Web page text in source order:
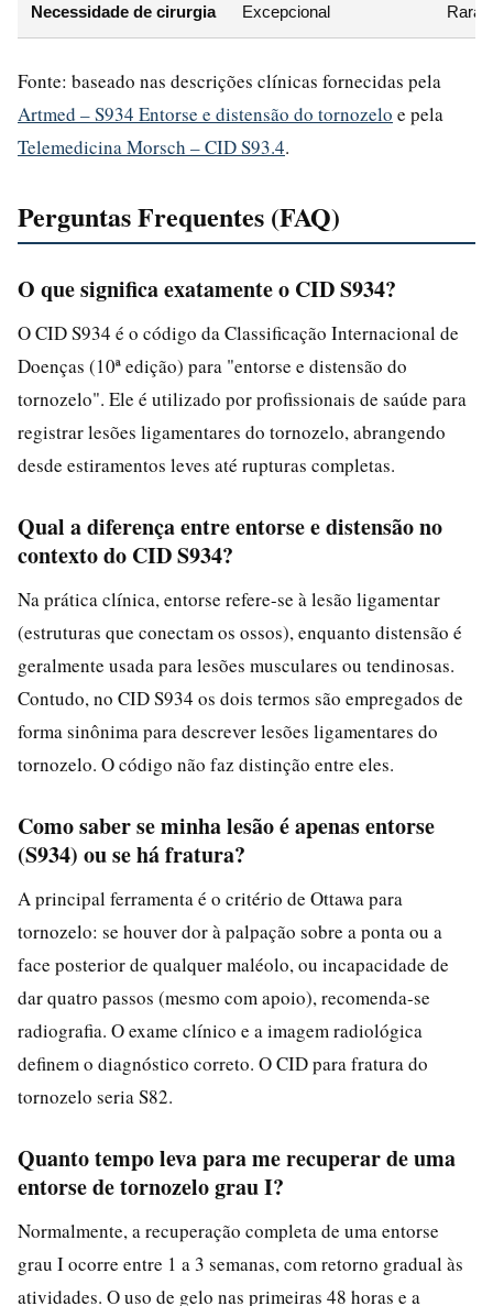
Necessidade de cirurgia Excepcional Rara
Fonte: baseado nas descrições clínicas fornecidas pela
Artmed – S934 Entorse e distensão do tornozelo e pela
Telemedicina Morsch – CID S93.4.
Perguntas Frequentes (FAQ)
O que significa exatamente o CID S934?
O CID S934 é o código da Classificação Internacional de
Doenças (10ª edição) para "entorse e distensão do
tornozelo". Ele é utilizado por profissionais de saúde para
registrar lesões ligamentares do tornozelo, abrangendo
desde estiramentos leves até rupturas completas.
Qual a diferença entre entorse e distensão no
contexto do CID S934?
Na prática clínica, entorse refere-se à lesão ligamentar
(estruturas que conectam os ossos), enquanto distensão é
geralmente usada para lesões musculares ou tendinosas.
Contudo, no CID S934 os dois termos são empregados de
forma sinônima para descrever lesões ligamentares do
tornozelo. O código não faz distinção entre eles.
Como saber se minha lesão é apenas entorse
(S934) ou se há fratura?
A principal ferramenta é o critério de Ottawa para
tornozelo: se houver dor à palpação sobre a ponta ou a
face posterior de qualquer maléolo, ou incapacidade de
dar quatro passos (mesmo com apoio), recomenda-se
radiografia. O exame clínico e a imagem radiológica
definem o diagnóstico correto. O CID para fratura do
tornozelo seria S82.
Quanto tempo leva para me recuperar de uma
entorse de tornozelo grau I?
Normalmente, a recuperação completa de uma entorse
grau I ocorre entre 1 a 3 semanas, com retorno gradual às
atividades. O uso de gelo nas primeiras 48 horas e a